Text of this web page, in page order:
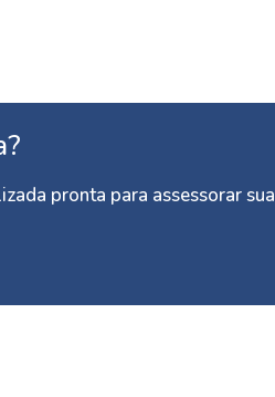
pronta para assessorar sua